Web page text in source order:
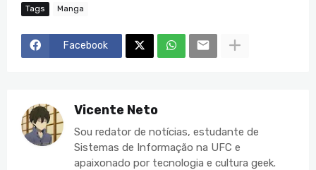
Tags Manga
Facebook
Vicente Neto
Sou redator de notícias, estudante de
Sistemas de Informação na UFC e
apaixonado por tecnologia e cultura geek.